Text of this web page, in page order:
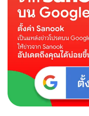
ราม่
แรง
ผ่า
นพ็